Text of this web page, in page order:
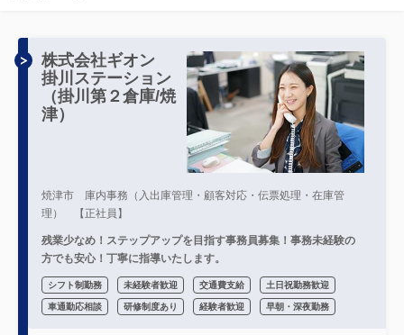
株式会社ギオン
掛川ステーション
（掛川第２倉庫/焼
津）
焼津市 庫内事務（入出庫管理・顧客対応・伝票処理・在庫管
理） 【正社員】
残業少なめ！ステップアップを目指す事務員募集！事務未経験の
方でも安心！丁寧に指導いたします。
シフト制勤務 未経験者歓迎 交通費支給 土日祝勤務歓迎
車通勤応相談 研修制度あり 経験者歓迎 早朝・深夜勤務